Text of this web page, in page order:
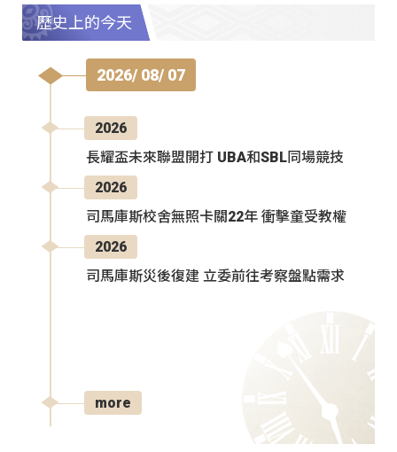
歷史上的今天
2026/ 08/ 07
2026
長耀盃未來聯盟開打 UBA和SBL同場競技
2026
司馬庫斯校舍無照卡關22年 衝擊童受教權
2026
司馬庫斯災後復建 立委前往考察盤點需求
more